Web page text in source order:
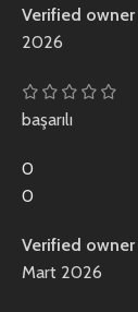
Verified owner
2026
başarılı
0
0
Verified owner
Mart 2026